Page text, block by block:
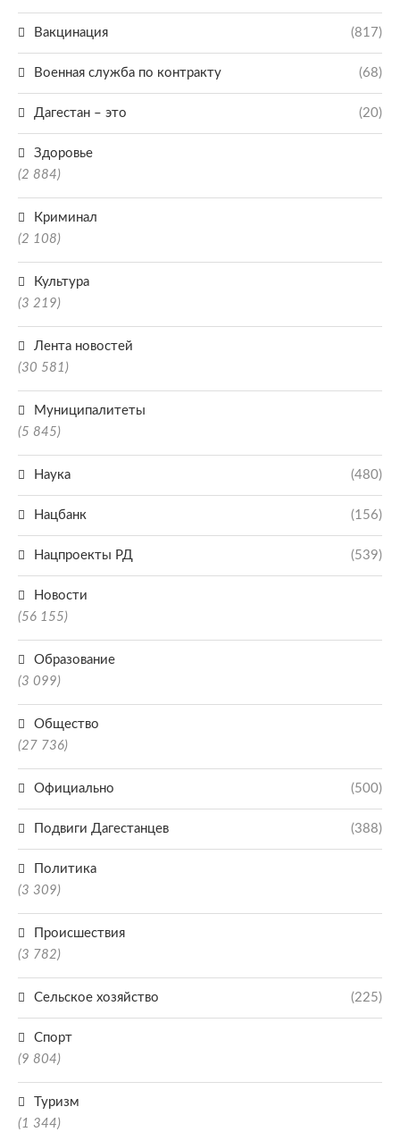
Вакцинация (817)
Военная служба по контракту (68)
Дагестан – это (20)
Здоровье
(2 884)
Криминал
(2 108)
Культура
(3 219)
Лента новостей
(30 581)
Муниципалитеты
(5 845)
Наука (480)
Нацбанк (156)
Нацпроекты РД (539)
Новости
(56 155)
Образование
(3 099)
Общество
(27 736)
Официально (500)
Подвиги Дагестанцев (388)
Политика
(3 309)
Происшествия
(3 782)
Сельское хозяйство (225)
Спорт
(9 804)
Туризм
(1 344)